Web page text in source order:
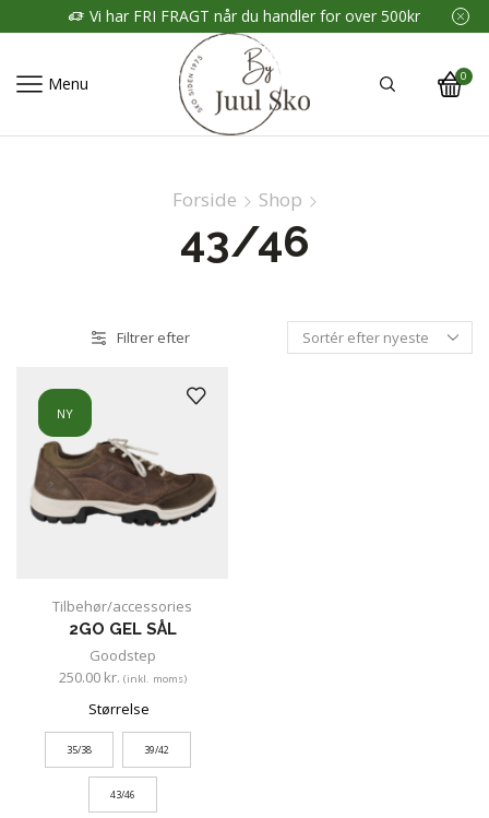
Vi har FRI FRAGT når du handler for over 500kr
Menu 0
Forside Shop
43/46
Filtrer efter
NY
Tilbehør/accessories
2GO GEL SÅL
Goodstep
250.00 kr. (inkl. moms)
Størrelse
35/38 39/42
43/46